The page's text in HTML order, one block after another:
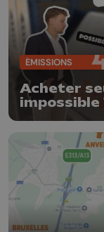
ÉMISSIONS
Acheter
impossible